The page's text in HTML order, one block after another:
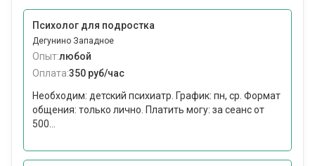
Психолог для подростка
Дегунино Западное
Опыт:любой
Оплата:350 руб/час
Необходим: детский психиатр. График: пн, ср. Формат
общения: только лично. Платить могу: за сеанс от
500...